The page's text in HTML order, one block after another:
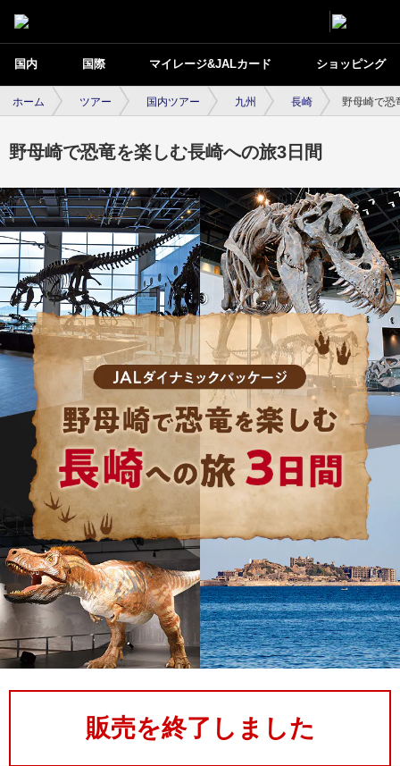
国内 国際 マイレージ&JALカード ショッピング
ホーム ツアー 国内ツアー 九州 長崎 野母崎で恐
野母崎で恐竜を楽しむ長崎への旅3日間
販売を終了しました